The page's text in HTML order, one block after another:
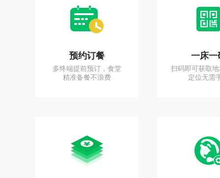
预约订餐
多终端提前预订，食堂
精准备餐不浪费
一床一
扫码即可获取
定位无需